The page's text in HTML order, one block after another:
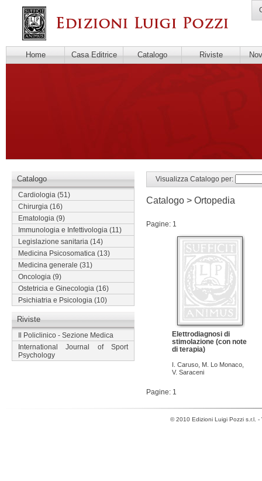
Home Casa Editrice Catalogo Riviste
Catalogo
Cardiologia (51)
Chirurgia (16)
Ematologia (9)
Immunologia e Infettivologia (11)
Legislazione sanitaria (14)
Medicina Psicosomatica (13)
Medicina generale (31)
Oncologia (9)
Ostetricia e Ginecologia (16)
Psichiatria e Psicologia (10)
Riviste
Il Policlinico - Sezione Medica
International Journal of Sport
Psychology
Visualizza Catalogo per:
Catalogo > Ortopedia
Pagine: 1
Elettrodiagnosi di
stimolazione (con note
di terapia)
I. Caruso, M. Lo Monaco,
V. Saraceni
Pagine: 1
© 2010 Edizioni Luigi Pozzi s.r.l.